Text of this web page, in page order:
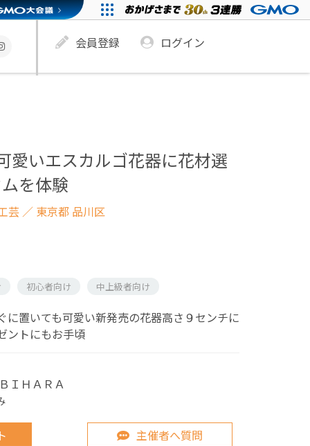
会員登録 ログイン
愛いエスカルゴ花器に花材選
を体験
芸 ／ 東京都 品川区
初心者向け 中上級者向け
に置いても可愛い新発売の花器高さ９センチに
ントにもお手頃
ＩＨＡＲＡ
主催者へ質問